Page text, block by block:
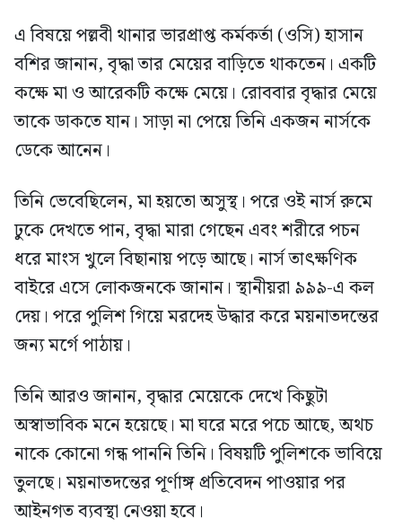
এ বিষয়ে পল্লবী থানার ভারপ্রাপ্ত কর্মকর্তা (ওসি) হাসান
বশির জানান, বৃদ্ধা তার মেয়ের বাড়িতে থাকতেন। একটি
কক্ষে মা ও আরেকটি কক্ষে মেয়ে। রোববার বৃদ্ধার মেয়ে
তাকে ডাকতে যান। সাড়া না পেয়ে তিনি একজন নার্সকে
ডেকে আনেন।
তিনি ভেবেছিলেন, মা হয়তো অসুস্থ। পরে ওই নার্স রুমে
ঢুকে দেখতে পান, বৃদ্ধা মারা গেছেন এবং শরীরে পচন
ধরে মাংস খুলে বিছানায় পড়ে আছে। নার্স তাৎক্ষণিক
বাইরে এসে লোকজনকে জানান। স্থানীয়রা ৯৯৯-এ কল
দেয়। পরে পুলিশ গিয়ে মরদেহ উদ্ধার করে ময়নাতদন্তের
জন্য মর্গে পাঠায়।
তিনি আরও জানান, বৃদ্ধার মেয়েকে দেখে কিছুটা
অস্বাভাবিক মনে হয়েছে। মা ঘরে মরে পচে আছে, অথচ
নাকে কোনো গন্ধ পাননি তিনি। বিষয়টি পুলিশকে ভাবিয়ে
তুলছে। ময়নাতদন্তের পূর্ণাঙ্গ প্রতিবেদন পাওয়ার পর
আইনগত ব্যবস্থা নেওয়া হবে।